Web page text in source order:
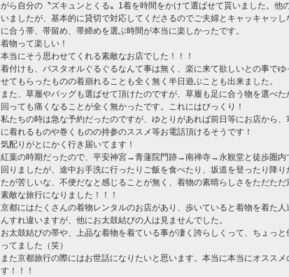
がら自分の〝ズキュンとくる〟1着を時間をかけて選ばせて貰いました。他
いましたが、基本的に貸切で対応してくださるのでご夫婦とキャッキャッし
に合う帯、帯留め、帯締めを選ぶ時間が本当に楽しかったです。
着物って楽しい！
本当にそう思わせてくれる素敵なお店でした！！！
着付けも、バスタオルぐるぐるなんて事は無く、楽に来て欲しいとの事でゆ
せてもらったものの着崩れることも全く無く半日遊ぶことも出来ました。
また、草履やバッグも選ばせて頂けたのですが、草履も足に合う物を選べた
回っても痛くなることが全く無かったです。これにはびっくり！
私たちの時は急な予約だったのですが、ゆとりがあれば前日等にお店から、
に着れるものや巻くものの持参のススメ等お電話頂けるそうです！
気配りがとにかく行き届いてます！
紅葉の時期だったので、平安神宮→青蓮院門跡→南禅寺→永観堂と徒歩圏内
回りましたが、途中お手洗に行ったりご飯を食べたり、坂道を登ったり降り
たが苦しいな、不便だなと感じることが無く、着物の素晴らしさをただただ
素敵な旅行になりました！！！
京都にはたくさんの着物レンタルのお店があり、歩いていると着物を着た人
んすれ違いますが、他にお太鼓結びの人は見ませんでした。
お太鼓結びの帯や、上品な着物を着ている事が凄く誇らしくって、ちょっと
ってました（笑）
また京都旅行の際にはお世話になりたいと思います。本当に本当にオススメ
す！！！